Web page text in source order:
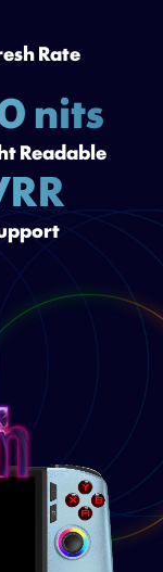
Rate
nits
Readable